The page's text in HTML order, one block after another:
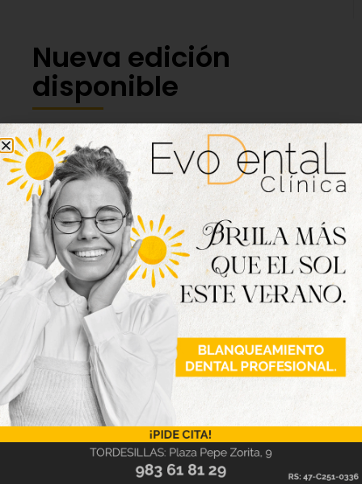
Nueva edición
disponible
Hazte ya con la trigésimo séptima edición de
la revista Tordesillas al día. Haz clic sobre la
imagen para verla online.